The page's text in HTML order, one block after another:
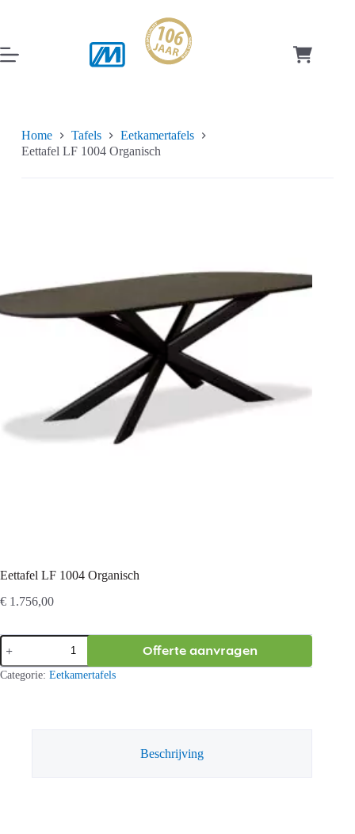
inhoud
Home Tafels
Eetkamertafels
Eettafel LF 1004 Organisch
Eettafel LF 1004 Organisch
€ 1.756,00
Eettafel
LF
1004
Organisch
Offerte aanvragen
Categorie: Eetkamertafels
Beschrijving